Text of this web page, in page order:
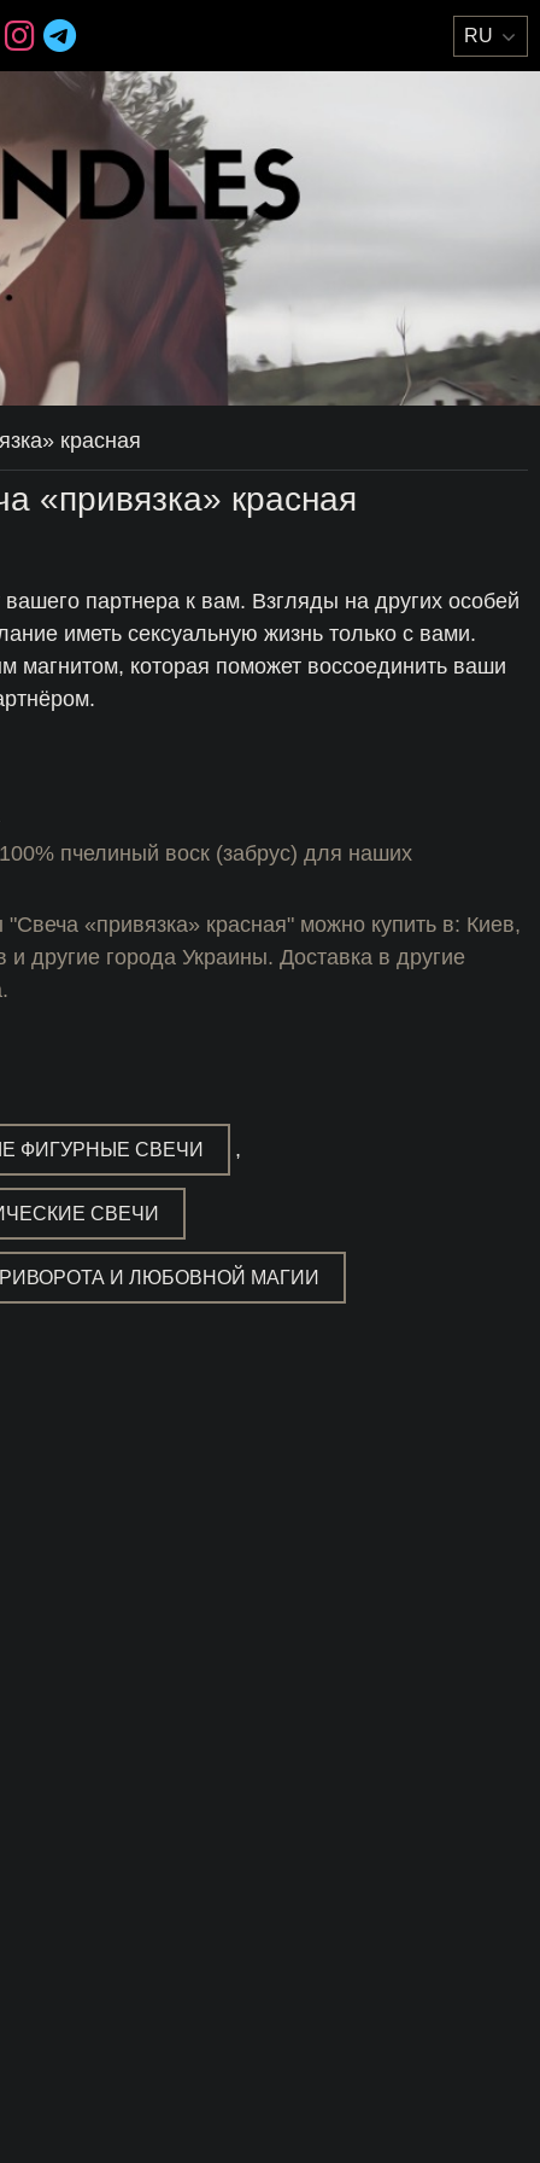
красная
«привязка» красная
партнера к вам. Взгляды на других особей
иметь сексуальную жизнь только с вами.
магнитом, которая поможет воссоединить ваши
пчелиный воск (забрус) для наших
«привязка» красная" можно купить в: Киев,
другие города Украины. Доставка в другие
ФИГУРНЫЕ СВЕЧИ ,
СВЕЧИ
И ЛЮБОВНОЙ МАГИИ